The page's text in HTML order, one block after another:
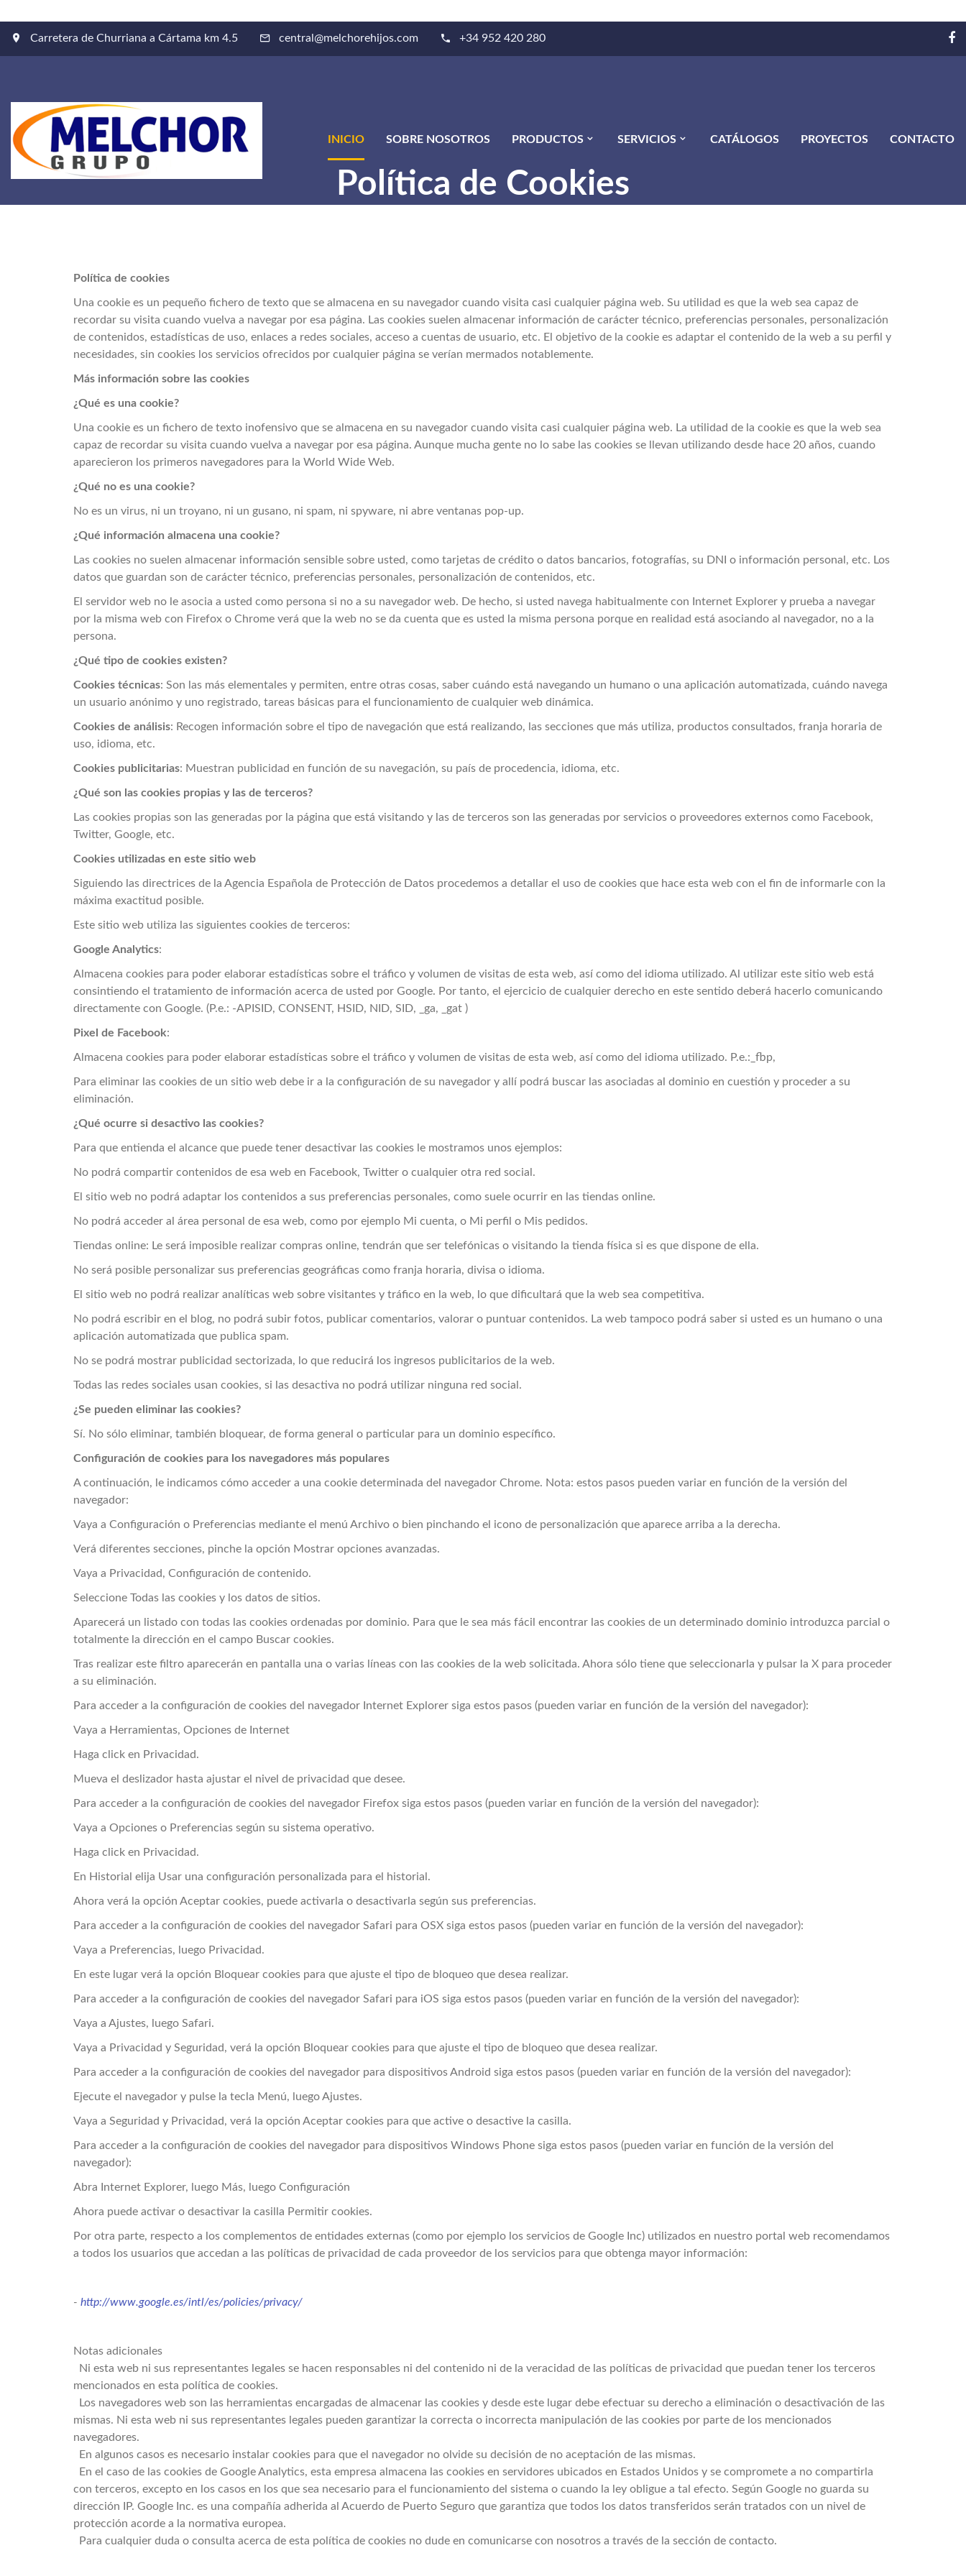
Carretera de Churriana a Cártama km 4.5 central@melchorehijos.com +34 952 420 280
INICIO SOBRE NOSOTROS PRODUCTOS SERVICIOS CATÁLOGOS PROYECTOS CONTACTO
Política de Cookies
Política de cookies
Una cookie es un pequeño fichero de texto que se almacena en su navegador cuando visita casi cualquier página web. Su utilidad es que la web sea capaz de
recordar su visita cuando vuelva a navegar por esa página. Las cookies suelen almacenar información de carácter técnico, preferencias personales, personalización
de contenidos, estadísticas de uso, enlaces a redes sociales, acceso a cuentas de usuario, etc. El objetivo de la cookie es adaptar el contenido de la web a su perfil y
necesidades, sin cookies los servicios ofrecidos por cualquier página se verían mermados notablemente.
Más información sobre las cookies
¿Qué es una cookie?
Una cookie es un fichero de texto inofensivo que se almacena en su navegador cuando visita casi cualquier página web. La utilidad de la cookie es que la web sea
capaz de recordar su visita cuando vuelva a navegar por esa página. Aunque mucha gente no lo sabe las cookies se llevan utilizando desde hace 20 años, cuando
aparecieron los primeros navegadores para la World Wide Web.
¿Qué no es una cookie?
No es un virus, ni un troyano, ni un gusano, ni spam, ni spyware, ni abre ventanas pop-up.
¿Qué información almacena una cookie?
Las cookies no suelen almacenar información sensible sobre usted, como tarjetas de crédito o datos bancarios, fotografías, su DNI o información personal, etc. Los
datos que guardan son de carácter técnico, preferencias personales, personalización de contenidos, etc.
El servidor web no le asocia a usted como persona si no a su navegador web. De hecho, si usted navega habitualmente con Internet Explorer y prueba a navegar
por la misma web con Firefox o Chrome verá que la web no se da cuenta que es usted la misma persona porque en realidad está asociando al navegador, no a la
persona.
¿Qué tipo de cookies existen?
Cookies técnicas: Son las más elementales y permiten, entre otras cosas, saber cuándo está navegando un humano o una aplicación automatizada, cuándo navega
un usuario anónimo y uno registrado, tareas básicas para el funcionamiento de cualquier web dinámica.
Cookies de análisis: Recogen información sobre el tipo de navegación que está realizando, las secciones que más utiliza, productos consultados, franja horaria de
uso, idioma, etc.
Cookies publicitarias: Muestran publicidad en función de su navegación, su país de procedencia, idioma, etc.
¿Qué son las cookies propias y las de terceros?
Las cookies propias son las generadas por la página que está visitando y las de terceros son las generadas por servicios o proveedores externos como Facebook,
Twitter, Google, etc.
Cookies utilizadas en este sitio web
Siguiendo las directrices de la Agencia Española de Protección de Datos procedemos a detallar el uso de cookies que hace esta web con el fin de informarle con la
máxima exactitud posible.
Este sitio web utiliza las siguientes cookies de terceros:
Google Analytics:
Almacena cookies para poder elaborar estadísticas sobre el tráfico y volumen de visitas de esta web, así como del idioma utilizado. Al utilizar este sitio web está
consintiendo el tratamiento de información acerca de usted por Google. Por tanto, el ejercicio de cualquier derecho en este sentido deberá hacerlo comunicando
directamente con Google. (P.e.: -APISID, CONSENT, HSID, NID, SID, _ga, _gat )
Pixel de Facebook:
Almacena cookies para poder elaborar estadísticas sobre el tráfico y volumen de visitas de esta web, así como del idioma utilizado. P.e.:_fbp,
Para eliminar las cookies de un sitio web debe ir a la configuración de su navegador y allí podrá buscar las asociadas al dominio en cuestión y proceder a su
eliminación.
¿Qué ocurre si desactivo las cookies?
Para que entienda el alcance que puede tener desactivar las cookies le mostramos unos ejemplos:
No podrá compartir contenidos de esa web en Facebook, Twitter o cualquier otra red social.
El sitio web no podrá adaptar los contenidos a sus preferencias personales, como suele ocurrir en las tiendas online.
No podrá acceder al área personal de esa web, como por ejemplo Mi cuenta, o Mi perfil o Mis pedidos.
Tiendas online: Le será imposible realizar compras online, tendrán que ser telefónicas o visitando la tienda física si es que dispone de ella.
No será posible personalizar sus preferencias geográficas como franja horaria, divisa o idioma.
El sitio web no podrá realizar analíticas web sobre visitantes y tráfico en la web, lo que dificultará que la web sea competitiva.
No podrá escribir en el blog, no podrá subir fotos, publicar comentarios, valorar o puntuar contenidos. La web tampoco podrá saber si usted es un humano o una
aplicación automatizada que publica spam.
No se podrá mostrar publicidad sectorizada, lo que reducirá los ingresos publicitarios de la web.
Todas las redes sociales usan cookies, si las desactiva no podrá utilizar ninguna red social.
¿Se pueden eliminar las cookies?
Sí. No sólo eliminar, también bloquear, de forma general o particular para un dominio específico.
Configuración de cookies para los navegadores más populares
A continuación, le indicamos cómo acceder a una cookie determinada del navegador Chrome. Nota: estos pasos pueden variar en función de la versión del
navegador:
Vaya a Configuración o Preferencias mediante el menú Archivo o bien pinchando el icono de personalización que aparece arriba a la derecha.
Verá diferentes secciones, pinche la opción Mostrar opciones avanzadas.
Vaya a Privacidad, Configuración de contenido.
Seleccione Todas las cookies y los datos de sitios.
Aparecerá un listado con todas las cookies ordenadas por dominio. Para que le sea más fácil encontrar las cookies de un determinado dominio introduzca parcial o
totalmente la dirección en el campo Buscar cookies.
Tras realizar este filtro aparecerán en pantalla una o varias líneas con las cookies de la web solicitada. Ahora sólo tiene que seleccionarla y pulsar la X para proceder
a su eliminación.
Para acceder a la configuración de cookies del navegador Internet Explorer siga estos pasos (pueden variar en función de la versión del navegador):
Vaya a Herramientas, Opciones de Internet
Haga click en Privacidad.
Mueva el deslizador hasta ajustar el nivel de privacidad que desee.
Para acceder a la configuración de cookies del navegador Firefox siga estos pasos (pueden variar en función de la versión del navegador):
Vaya a Opciones o Preferencias según su sistema operativo.
Haga click en Privacidad.
En Historial elija Usar una configuración personalizada para el historial.
Ahora verá la opción Aceptar cookies, puede activarla o desactivarla según sus preferencias.
Para acceder a la configuración de cookies del navegador Safari para OSX siga estos pasos (pueden variar en función de la versión del navegador):
Vaya a Preferencias, luego Privacidad.
En este lugar verá la opción Bloquear cookies para que ajuste el tipo de bloqueo que desea realizar.
Para acceder a la configuración de cookies del navegador Safari para iOS siga estos pasos (pueden variar en función de la versión del navegador):
Vaya a Ajustes, luego Safari.
Vaya a Privacidad y Seguridad, verá la opción Bloquear cookies para que ajuste el tipo de bloqueo que desea realizar.
Para acceder a la configuración de cookies del navegador para dispositivos Android siga estos pasos (pueden variar en función de la versión del navegador):
Ejecute el navegador y pulse la tecla Menú, luego Ajustes.
Vaya a Seguridad y Privacidad, verá la opción Aceptar cookies para que active o desactive la casilla.
Para acceder a la configuración de cookies del navegador para dispositivos Windows Phone siga estos pasos (pueden variar en función de la versión del
navegador):
Abra Internet Explorer, luego Más, luego Configuración
Ahora puede activar o desactivar la casilla Permitir cookies.
Por otra parte, respecto a los complementos de entidades externas (como por ejemplo los servicios de Google Inc) utilizados en nuestro portal web recomendamos
a todos los usuarios que accedan a las políticas de privacidad de cada proveedor de los servicios para que obtenga mayor información:
- http://www.google.es/intl/es/policies/privacy/
Notas adicionales
Ni esta web ni sus representantes legales se hacen responsables ni del contenido ni de la veracidad de las políticas de privacidad que puedan tener los terceros
mencionados en esta política de cookies.
Los navegadores web son las herramientas encargadas de almacenar las cookies y desde este lugar debe efectuar su derecho a eliminación o desactivación de las
mismas. Ni esta web ni sus representantes legales pueden garantizar la correcta o incorrecta manipulación de las cookies por parte de los mencionados
navegadores.
En algunos casos es necesario instalar cookies para que el navegador no olvide su decisión de no aceptación de las mismas.
En el caso de las cookies de Google Analytics, esta empresa almacena las cookies en servidores ubicados en Estados Unidos y se compromete a no compartirla
con terceros, excepto en los casos en los que sea necesario para el funcionamiento del sistema o cuando la ley obligue a tal efecto. Según Google no guarda su
dirección IP. Google Inc. es una compañía adherida al Acuerdo de Puerto Seguro que garantiza que todos los datos transferidos serán tratados con un nivel de
protección acorde a la normativa europea.
Para cualquier duda o consulta acerca de esta política de cookies no dude en comunicarse con nosotros a través de la sección de contacto.